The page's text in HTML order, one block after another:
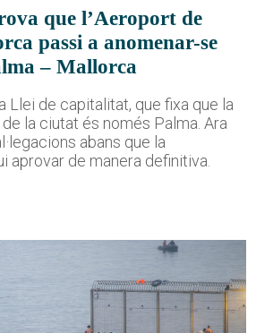
que l’Aeroport de
passi a anomenar-se
– Mallorca
Llei de capitalitat, que fixa que la
la ciutat és només Palma. Ara
abans que la
aprovar de manera definitiva.